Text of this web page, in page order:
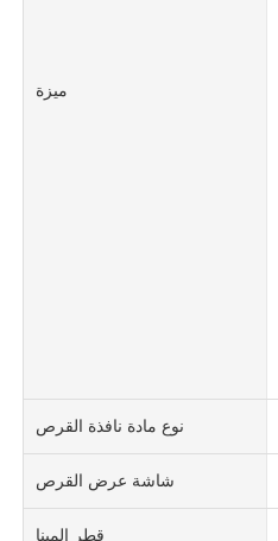
ميزة
نوع مادة نافذة القرص
شاشة عرض القرص
قطر المينا